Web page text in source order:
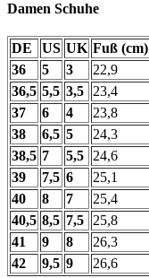
Damen Schuhe
DE US UK Fuß (cm)
36
5 3
22,9
36,5 5,5 3,5
23,4
37
6 4
23,8
38
6,5 5
24,3
38,5 7 5,5
24,6
39
7,5 6
25,1
40
8 7
25,4
40,5 8,5 7,5
25,8
41
9 8
26,3
42
9,5 9 26,6